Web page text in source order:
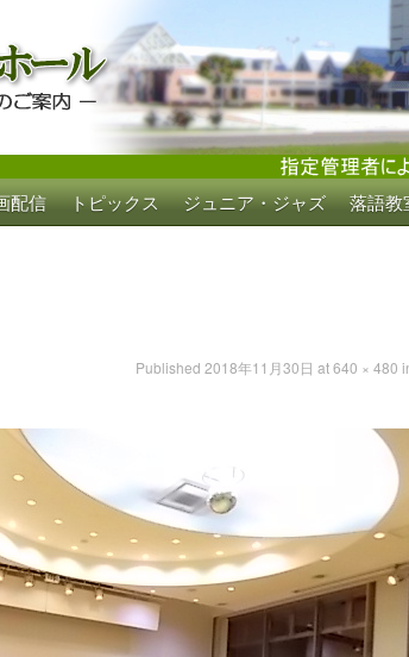
ール
配信 トピックス ジュニア・ジャズ 落語教
Published 2018年11月30日 at640 × 480